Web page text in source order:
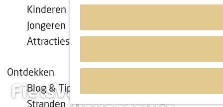
r
d
Kinderen
Jongeren
Attracties
Ontdekken
Blog & Tips
Stranden
Fietsverhaal Nicole uit